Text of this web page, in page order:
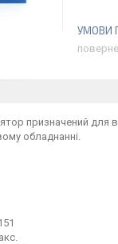
призначений для
обладнанні.